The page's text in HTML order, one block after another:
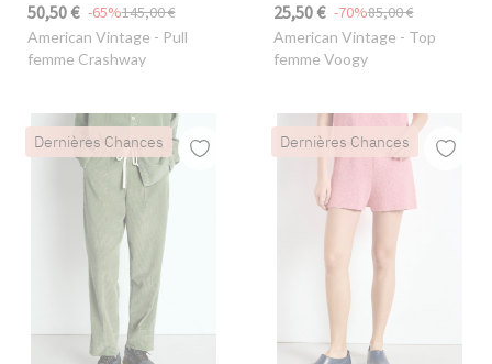
50,50 € 145,00 €
-65%
American Vintage - Pull
femme Crashway
25,50 € 85,00 €
-70%
American Vintage - Top
femme Voogy
Dernières Chances Dernières Chances